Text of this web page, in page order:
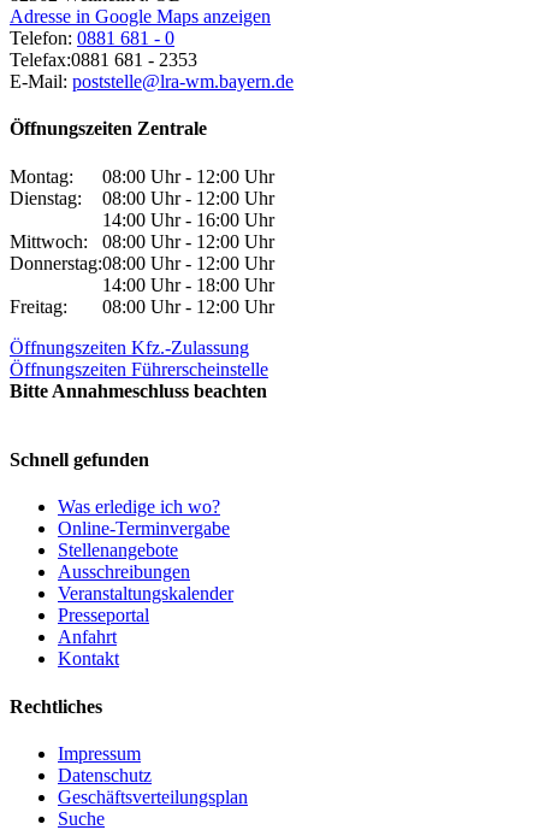
Adresse in Google Maps anzeigen
Telefon: 0881 681 - 0
Telefax:0881 681 - 2353
E-Mail: poststelle@lra-wm.bayern.de
Öffnungszeiten Zentrale
Montag:
08:00 Uhr - 12:00 Uhr
Dienstag:
08:00 Uhr - 12:00 Uhr
14:00 Uhr - 16:00 Uhr
Mittwoch:
08:00 Uhr - 12:00 Uhr
Donnerstag:08:00 Uhr - 12:00 Uhr
14:00 Uhr - 18:00 Uhr
Freitag:
08:00 Uhr - 12:00 Uhr
Öffnungszeiten Kfz.-Zulassung
Öffnungszeiten Führerscheinstelle
Bitte Annahmeschluss beachten
Schnell gefunden
Was erledige ich wo?
Online-Terminvergabe
Stellenangebote
Ausschreibungen
Veranstaltungskalender
Presseportal
Anfahrt
Kontakt
Rechtliches
Impressum
Datenschutz
Geschäftsverteilungsplan
Suche